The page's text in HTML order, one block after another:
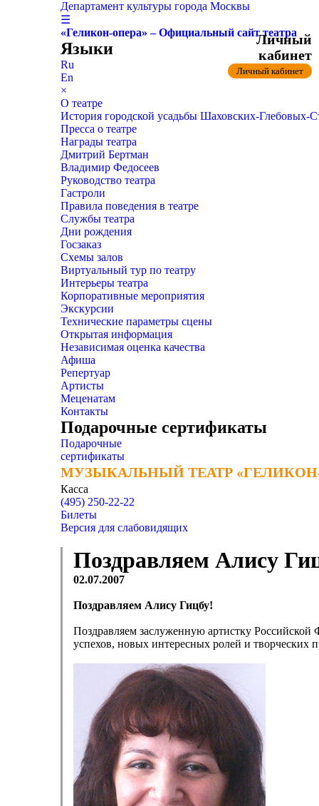
Департамент культуры города Москвы
☰
«Геликон-опера» – Официальный сайт театра
Языки
Ru
En
×
О театре
История городской усадьбы Шаховских-
Пресса о театре
Награды театра
Дмитрий Бертман
Владимир Федосеев
Руководство театра
Гастроли
Правила поведения в театре
Службы театра
Дни рождения
Госзаказ
Схемы залов
Виртуальный тур по театру
Интерьеры театра
Корпоративные мероприятия
Экскурсии
Технические параметры сцены
Открытая информация
Независимая оценка качества
Афиша
Репертуар
Артисты
Меценатам
Контакты
Подарочные сертификаты
Подарочные
сертификаты
МУЗЫКАЛЬНЫЙ ТЕАТР
МУЗЫКАЛЬНЫЙ ТЕАТР
Касса
(495) 250-22-22
Личный
кабинет
Личный кабинет
Билеты
Версия для слабовидящих
Поздравляем Алису
02.07.2007
Поздравляем Алису Гицбу!
Поздравляем заслуженную артистку
успехов, новых интересных ролей и творческих